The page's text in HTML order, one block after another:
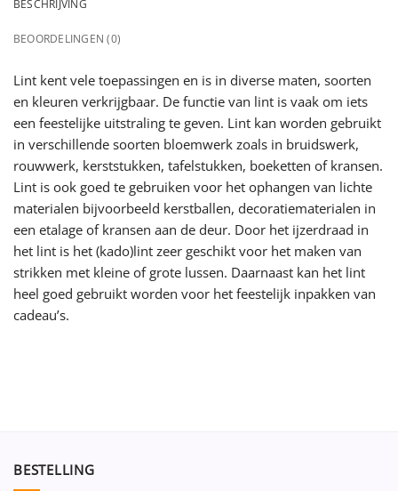
BESCHRIJVING
BEOORDELINGEN (0)
Lint kent vele toepassingen en is in diverse maten, soorten
en kleuren verkrijgbaar. De functie van lint is vaak om iets
een feestelijke uitstraling te geven. Lint kan worden gebruikt
in verschillende soorten bloemwerk zoals in bruidswerk,
rouwwerk, kerststukken, tafelstukken, boeketten of kransen.
Lint is ook goed te gebruiken voor het ophangen van lichte
materialen bijvoorbeeld kerstballen, decoratiematerialen in
een etalage of kransen aan de deur. Door het ijzerdraad in
het lint is het (kado)lint zeer geschikt voor het maken van
strikken met kleine of grote lussen. Daarnaast kan het lint
heel goed gebruikt worden voor het feestelijk inpakken van
cadeau’s.
BESTELLING